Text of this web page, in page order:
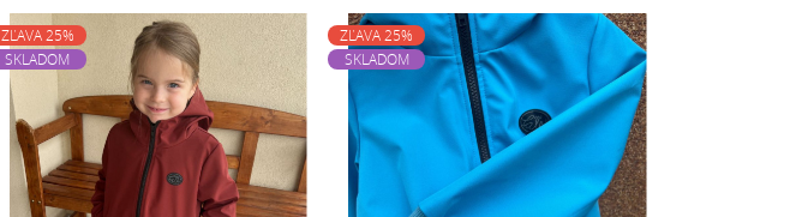
ZĽAVA 25%
SKLADOM
ZĽAVA 25%
SKLADOM